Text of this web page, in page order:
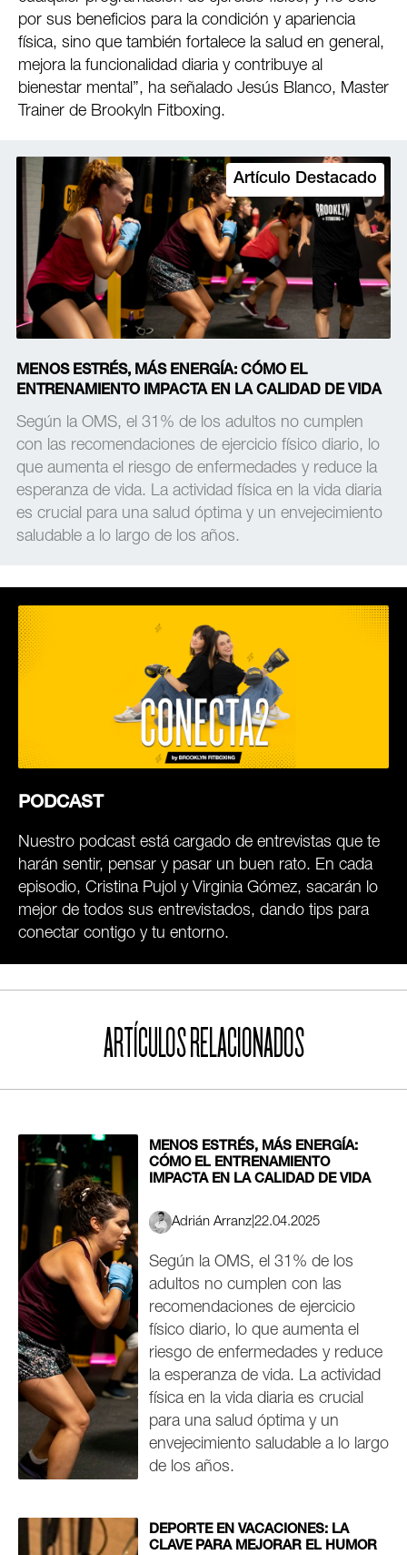
por sus beneficios para la condición y apariencia
física, sino que también fortalece la salud en general,
mejora la funcionalidad diaria y contribuye al
bienestar mental”, ha señalado Jesús Blanco, Master
Trainer de Brookyln Fitboxing.
Artículo Destacado
MENOS ESTRÉS, MÁS ENERGÍA: CÓMO EL
ENTRENAMIENTO IMPACTA EN LA CALIDAD DE VIDA
Según la OMS, el 31% de los adultos no cumplen
con las recomendaciones de ejercicio físico diario, lo
que aumenta el riesgo de enfermedades y reduce la
esperanza de vida. La actividad física en la vida diaria
es crucial para una salud óptima y un envejecimiento
saludable a lo largo de los años.
PODCAST
Nuestro podcast está cargado de entrevistas que te
harán sentir, pensar y pasar un buen rato. En cada
episodio, Cristina Pujol y Virginia Gómez, sacarán lo
mejor de todos sus entrevistados, dando tips para
conectar contigo y tu entorno.
ARTÍCULOS RELACIONADOS
MENOS ESTRÉS, MÁS ENERGÍA:
CÓMO EL ENTRENAMIENTO
IMPACTA EN LA CALIDAD DE VIDA
Adrián Arranz 22.04.2025
Según la OMS, el 31% de los
adultos no cumplen con las
recomendaciones de ejercicio
físico diario, lo que aumenta el
riesgo de enfermedades y reduce
la esperanza de vida. La actividad
física en la vida diaria es crucial
para una salud óptima y un
envejecimiento saludable a lo largo
de los años.
DEPORTE EN VACACIONES: LA
CLAVE PARA MEJORAR EL HUMOR